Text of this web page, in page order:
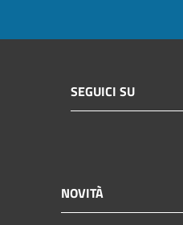
SEGUICI SU
NOVITÀ